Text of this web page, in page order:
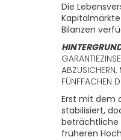
Die
Bilanzen
ABZUSICHERN,
FÜNFFACHEN
Erst mit dem
stabilisiert,
beträchtliche
früheren